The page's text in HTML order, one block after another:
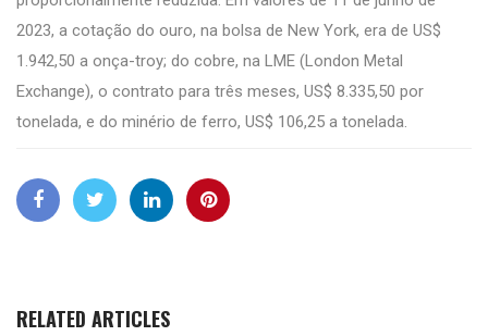
2023, a cotação do ouro, na bolsa de New York, era de US$
1.942,50 a onça-troy; do cobre, na LME (London Metal
Exchange), o contrato para três meses, US$ 8.335,50 por
tonelada, e do minério de ferro, US$ 106,25 a tonelada.
RELATED ARTICLES